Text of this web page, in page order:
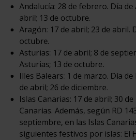
Andalucía: 28 de febrero. Día de
abril; 13 de octubre.
Aragón: 17 de abril; 23 de abril.
octubre.
Asturias: 17 de abril; 8 de
Asturias; 13 de octubre.
Illes Balears: 1 de marzo. Día
de abril; 26 de diciembre.
Islas Canarias: 17 de abril; 30
Canarias. Además, según RD
septiembre, en las Islas
siguientes festivos por islas: El